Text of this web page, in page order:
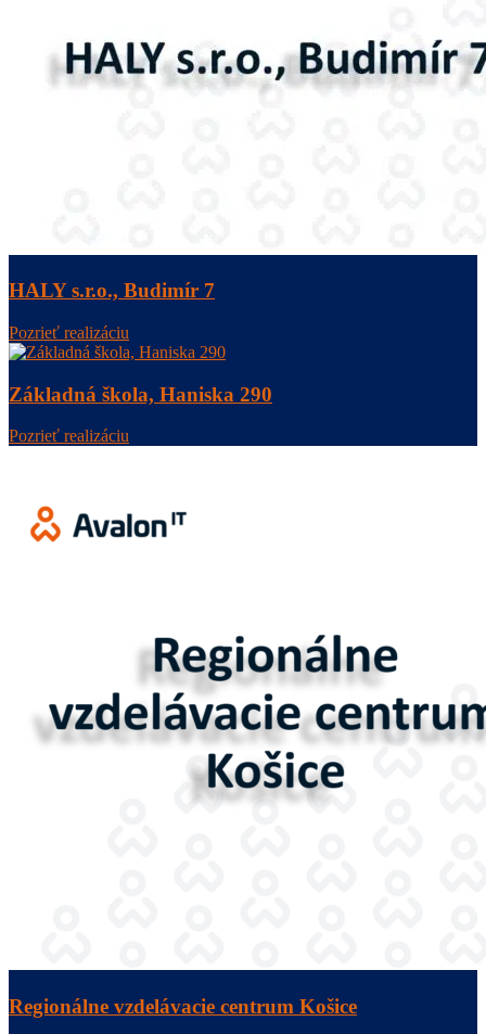
HALY s.r.o., Budimír 7
Pozrieť realizáciu
Základná škola, Haniska 290
Pozrieť realizáciu
Regionálne vzdelávacie centrum Košice